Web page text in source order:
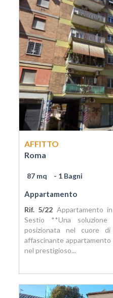
AFFITTO
Roma
87 mq - 1 Bagni
Appartamento
Rif. 5/22 Appartamento
Sestio **Una
posizionata nel cuore
affascinante appartamento
nel prestigioso...